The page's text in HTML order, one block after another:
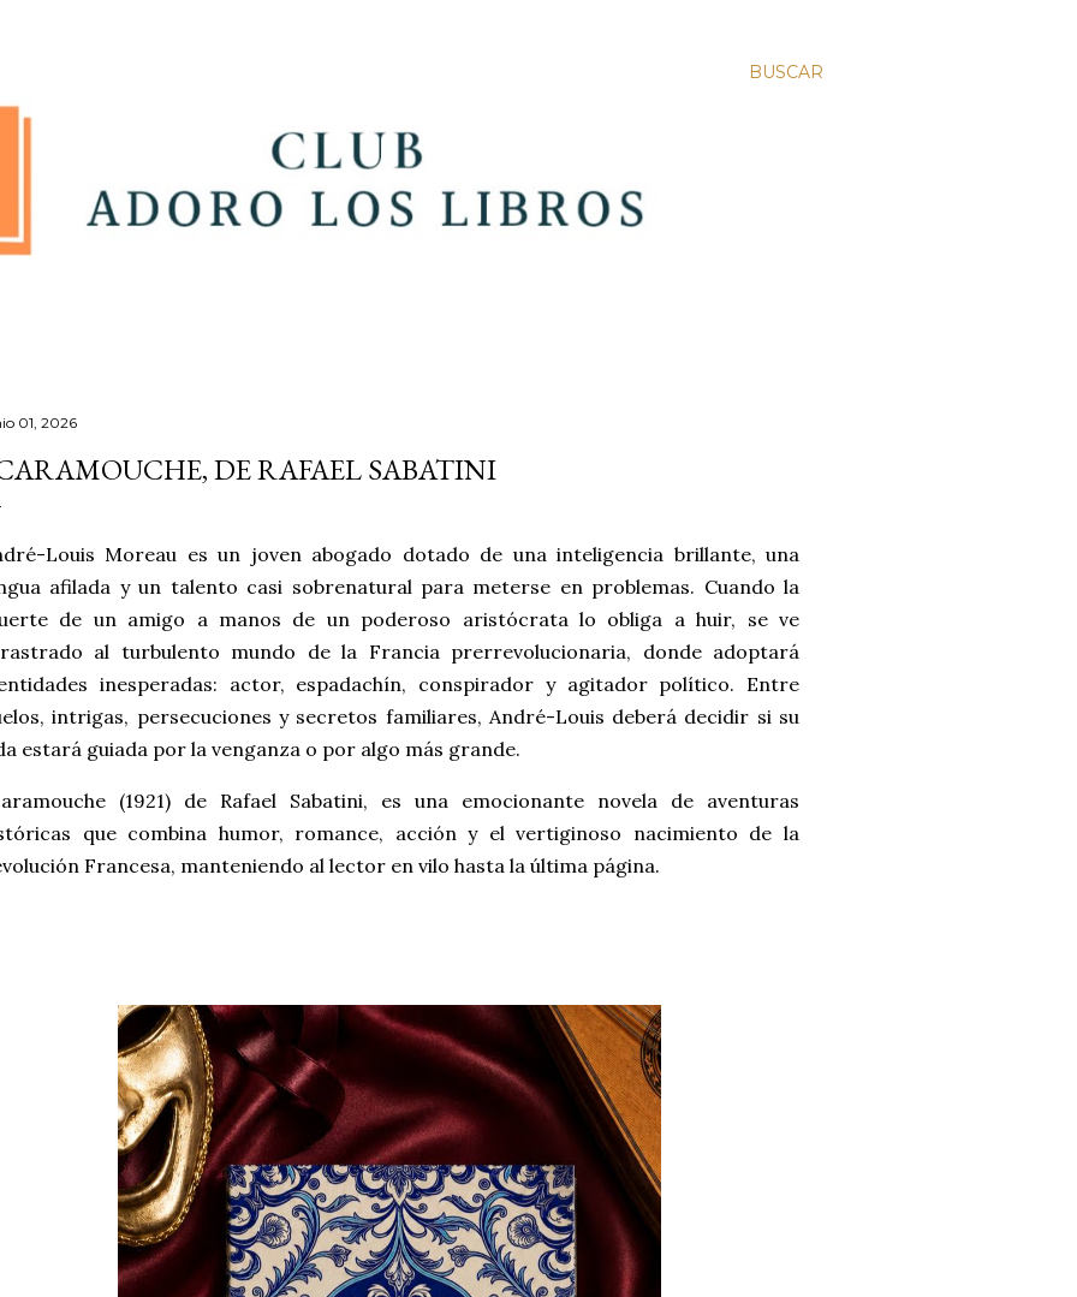
BUSCAR
01, 2026
DE RAFAEL SABATINI
Louis Moreau es un joven abogado dotado de una inteligencia brillante, una
afilada y un talento casi sobrenatural para meterse en problemas. Cuando la
de un amigo a manos de un poderoso aristócrata lo obliga a huir, se ve
al turbulento mundo de la Francia prerrevolucionaria, donde adoptará
inesperadas: actor, espadachín, conspirador y agitador político. Entre
intrigas, persecuciones y secretos familiares, André-Louis deberá decidir si su
estará guiada por la venganza o por algo más grande.
(1921) de Rafael Sabatini, es una emocionante novela de aventuras
que combina humor, romance, acción y el vertiginoso nacimiento de la
Francesa, manteniendo al lector en vilo hasta la última página.